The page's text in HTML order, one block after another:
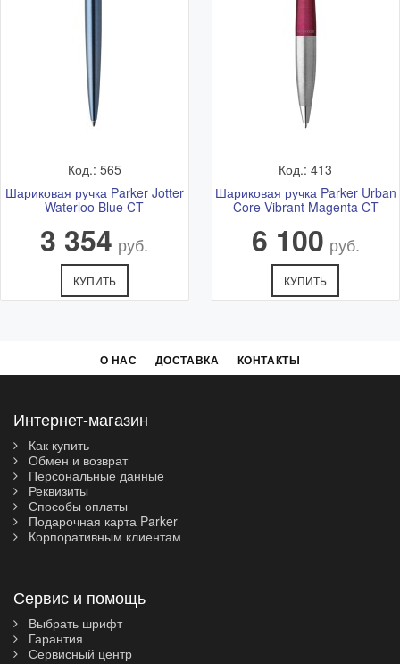
Код.: 565
Шариковая ручка Parker Jotter
Waterloo Blue CT
3 354 руб.
КУПИТЬ
Код.: 413
Шариковая ручка Parker Urban
Core Vibrant Magenta CT
6 100 руб.
КУПИТЬ
О НАС ДОСТАВКА КОНТАКТЫ
Интернет-магазин
Как купить
Обмен и возврат
Персональные данные
Реквизиты
Способы оплаты
Подарочная карта Parker
Корпоративным клиентам
Сервис и помощь
Выбрать шрифт
Гарантия
Сервисный центр